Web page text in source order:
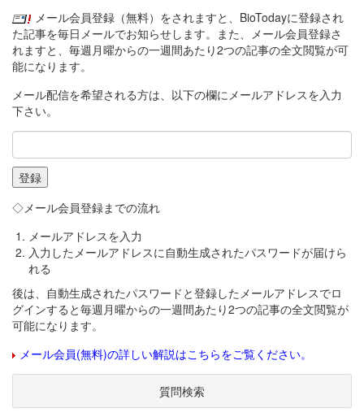
メール会員登録（無料）をされますと、BioTodayに登録され
た記事を毎日メールでお知らせします。また、メール会員登録さ
れますと、毎週月曜からの一週間あたり2つの記事の全文閲覧が可
能になります。
メール配信を希望される方は、以下の欄にメールアドレスを入力
下さい。
◇メール会員登録までの流れ
メールアドレスを入力
入力したメールアドレスに自動生成されたパスワードが届けら
れる
後は、自動生成されたパスワードと登録したメールアドレスでロ
グインすると毎週月曜からの一週間あたり2つの記事の全文閲覧が
可能になります。
メール会員(無料)の詳しい解説はこちらをご覧ください。
質問検索